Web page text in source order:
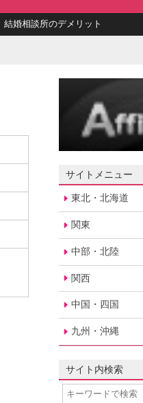
結婚相談所のデメリット
サイトメニュー
東北・北海道
関東
中部・北陸
関西
中国・四国
九州・沖縄
サイト内検索